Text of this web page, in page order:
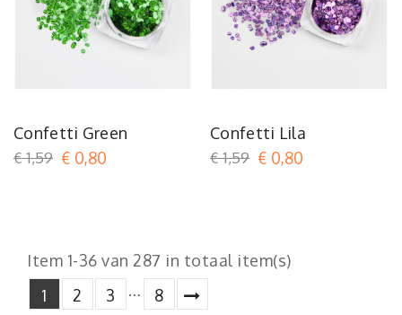
Confetti Green
€ 1,59 € 0,80
Confetti Lila
€ 1,59 € 0,80
Item 1-36 van 287 in totaal item(s)
1
2 3 … 8